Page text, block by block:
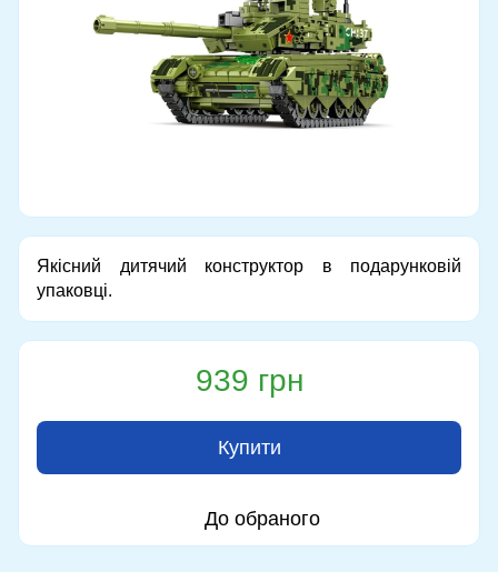
Якісний дитячий конструктор в подарунковій
упаковці.
939 грн
Купити
До обраного